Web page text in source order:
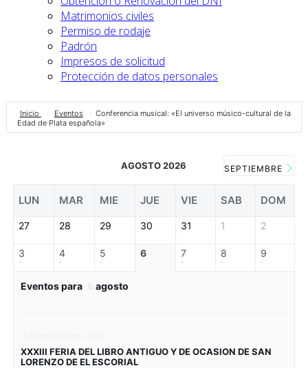
Matrimonios civiles
Permiso de rodaje
Padrón
Impresos de solicitud
Protección de datos personales
Inicio Eventos
Conferencia musical: «El universo músico-cultural de la
Edad de Plata española»
AGOSTO 2026 SEPTIEMBRE
LUN MAR MIE JUE VIE SAB DOM
27 28 29 30 31 1 2
3 4 5 6 7 8 9
Eventos para agosto
XXXIII FERIA DEL LIBRO ANTIGUO Y DE OCASION DE SAN
LORENZO DE EL ESCORIAL